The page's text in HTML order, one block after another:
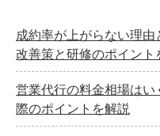
成約率が上がらない理
改善策と研修のポイント
営業代行の料金相場は
際のポイントを解説